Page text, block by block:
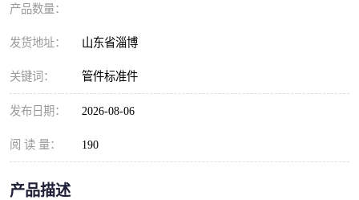
产品数量：
发货地址： 山东省淄博
关键词： 管件标准件
发布日期： 2026-08-06
阅 读 量： 190
产品描述